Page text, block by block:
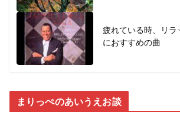
疲れている時、リ
におすすめの曲
まりっぺのあいうえお談